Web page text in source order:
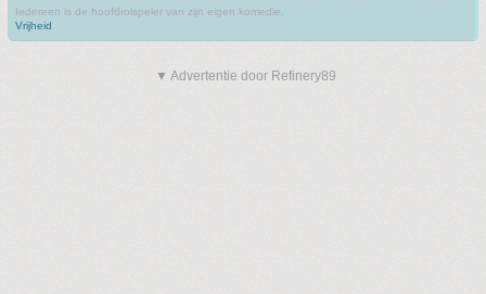
Iedereen is de hoofdrolspeler van zijn eigen komedie.
Vrijheid
▼ Advertentie door Refinery89